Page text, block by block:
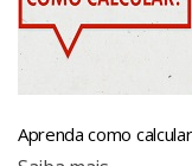
Aprenda como